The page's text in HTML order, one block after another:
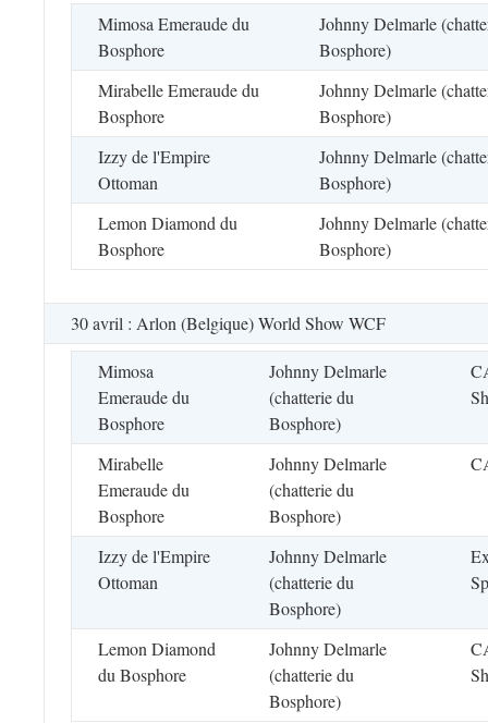
Mimosa Emeraude du
Bosphore
Johnny Delmarle
Bosphore)
Mirabelle Emeraude du
Bosphore
Johnny Delmarle
Bosphore)
Izzy de l'Empire
Ottoman
Johnny Delmarle
Bosphore)
Lemon Diamond du
Bosphore
Johnny Delmarle
Bosphore)
30 avril : Arlon (Belgique) World Show WCF
Mimosa
Emeraude du
Bosphore
Johnny Delmarle
(chatterie du
Bosphore)
Mirabelle
Emeraude du
Bosphore
Johnny Delmarle
(chatterie du
Bosphore)
Izzy de l'Empire
Ottoman
Johnny Delmarle
(chatterie du
Bosphore)
Lemon Diamond
du Bosphore
Johnny Delmarle
(chatterie du
Bosphore)